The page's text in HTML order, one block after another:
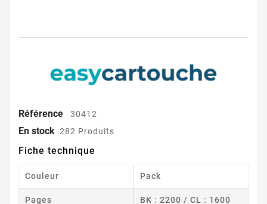
Référence 30412
En stock 282 Produits
Fiche technique
Couleur Pack
Pages BK : 2200 / CL : 1600